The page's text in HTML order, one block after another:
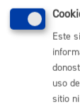
Este
uso
sitio